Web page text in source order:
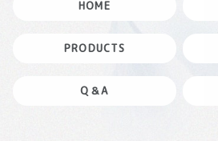
HOME
PRODUCTS
Q＆A